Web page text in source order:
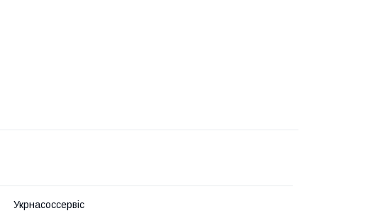
Укрнасоссервіс